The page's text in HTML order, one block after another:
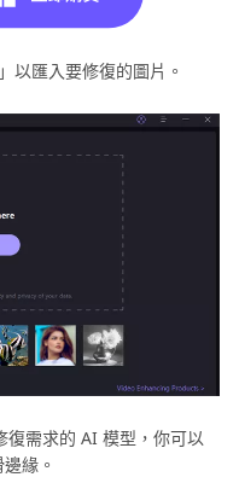
以匯入要修復的圖片。
復需求的 AI 模型，你可以
緣。